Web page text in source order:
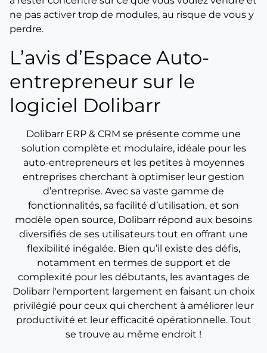
ne pas activer trop de modules, au risque de vous y
perdre.
L’avis d’Espace Auto-
entrepreneur sur le
logiciel Dolibarr
Dolibarr ERP & CRM se présente comme une
solution complète et modulaire, idéale pour les
auto-entrepreneurs et les petites à moyennes
entreprises cherchant à optimiser leur gestion
d’entreprise. Avec sa vaste gamme de
fonctionnalités, sa facilité d’utilisation, et son
modèle open source, Dolibarr répond aux besoins
diversifiés de ses utilisateurs tout en offrant une
flexibilité inégalée. Bien qu’il existe des défis,
notamment en termes de support et de
complexité pour les débutants, les avantages de
Dolibarr l'emportent largement en faisant un choix
privilégié pour ceux qui cherchent à améliorer leur
productivité et leur efficacité opérationnelle. Tout
se trouve au même endroit !